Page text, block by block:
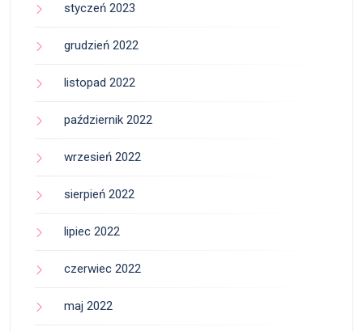
styczeń 2023
grudzień 2022
listopad 2022
październik 2022
wrzesień 2022
sierpień 2022
lipiec 2022
czerwiec 2022
maj 2022